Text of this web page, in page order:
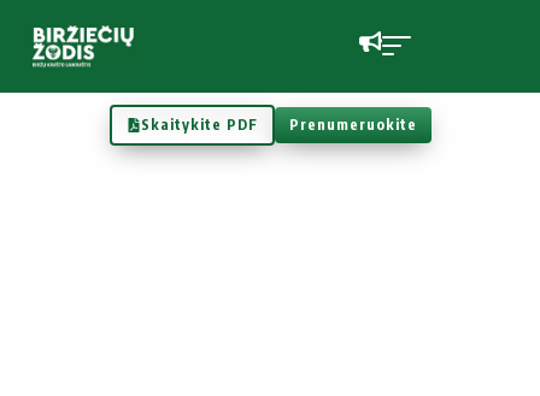
Skaitykite PDF Prenumeruokite